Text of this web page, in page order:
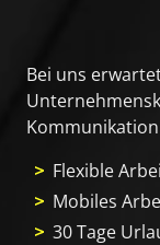
Bei uns
Flexible
Mobiles
30 Tage